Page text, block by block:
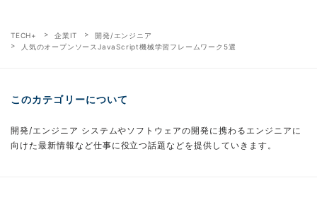
TECH+ 企業IT
開発/エンジニア
人気のオープンソースJavaScript機械学習フレームワーク5選
このカテゴリーについて
開発/エンジニア システムやソフトウェアの開発に携わるエンジニアに
向けた最新情報など仕事に役立つ話題などを提供していきます。